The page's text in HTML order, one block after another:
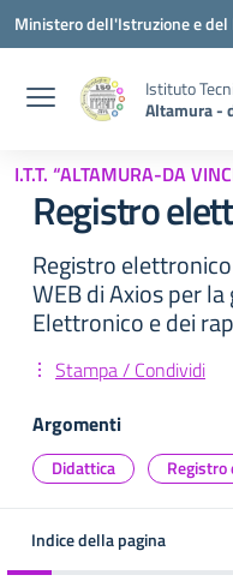
Vai ai contenuti
Vai al menu di navigazione
Vai al footer
Ministero dell'Istruzione e
Istituto
Altamura -
I.T.T. “ALTAMURA-DA
Registro
Registro
WEB di Axios per
Elettronico e dei
Stampa / Condividi
Argomenti
Didattica
Indice della pagina